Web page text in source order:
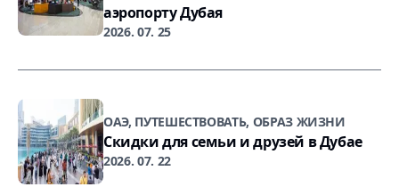
аэропорту Дубая
2026. 07. 25
ОАЭ, ПУТЕШЕСТВОВАТЬ, ОБРАЗ ЖИЗНИ
Скидки для семьи и друзей в Дубае
2026. 07. 22